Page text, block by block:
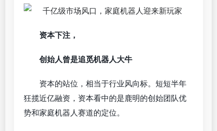
资本下注，
创始人曾是追觅机器人大牛
资本的站位，相当于行业风向标。短短半年
狂揽近亿融资，资本看中的是鹿明的创始团队优
势和家庭机器人赛道的定位。